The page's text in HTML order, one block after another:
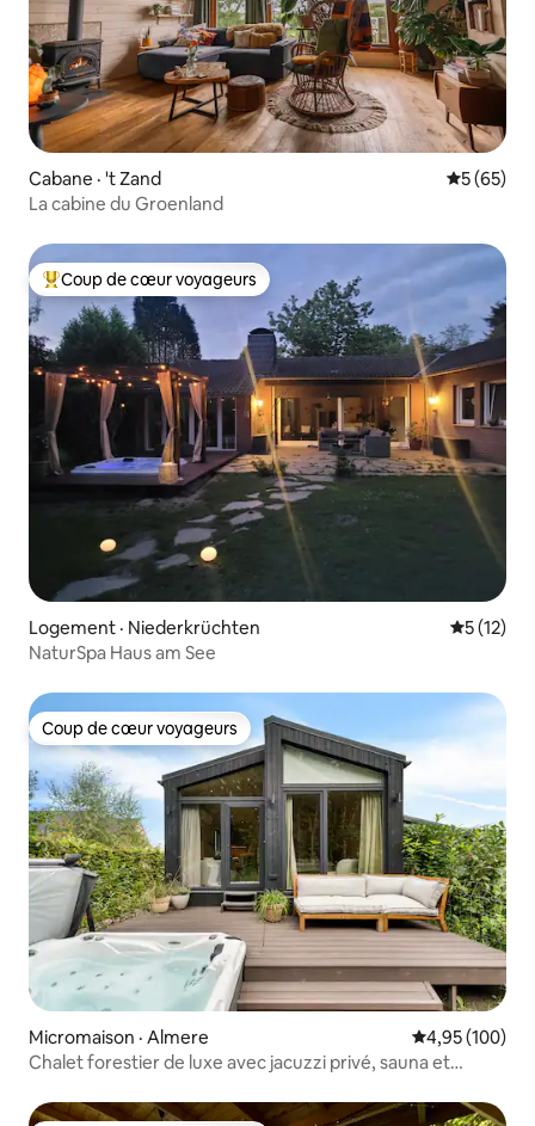
Cabane · 't Zand Note
5 (65)
La cabine du Groenland
Coup de cœur voyageurs parmi les plus aimés
Coup de cœur voyageurs
Logement · Niederkrüchten Note
5 (12)
NaturSpa Haus am See
Coup de cœur voyageurs
Coup de cœur voyageurs
Micromaison · Almere Note
4,95 (100)
Chalet forestier de luxe avec jacuzzi privé, sauna et